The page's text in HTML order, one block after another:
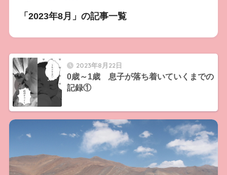
「2023年8月」の記事一覧
2023年8月22日
0歳～1歳 息子が落ち着いていくまでの
記録①